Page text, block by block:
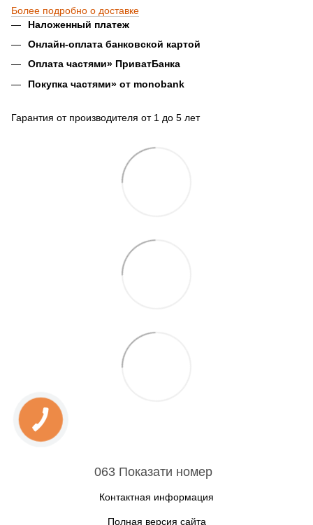
Более подробно о доставке
Наложенный платеж
Онлайн-оплата банковской картой
Оплата частями» ПриватБанка
Покупка частями» от monobank
Гарантия от производителя от 1 до 5 лет
063 Показати номер
Контактная информация
Полная версия сайта